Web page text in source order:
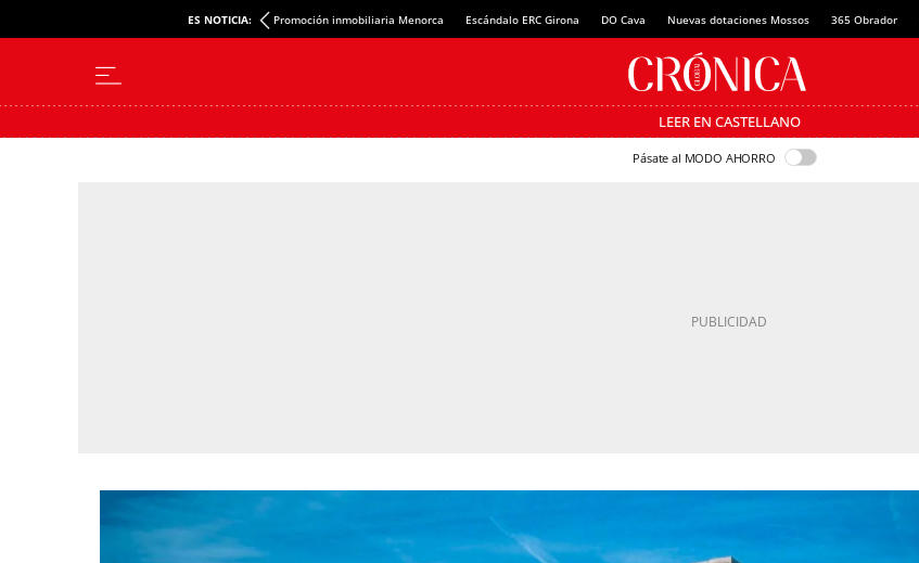
ES NOTICIA: Promoción inmobiliaria Menorca Escándalo ERC Girona DO Cava Nuevas dotaciones Mossos 365 Obrador
LEER EN CASTELLANO
Pásate al MODO AHORRO